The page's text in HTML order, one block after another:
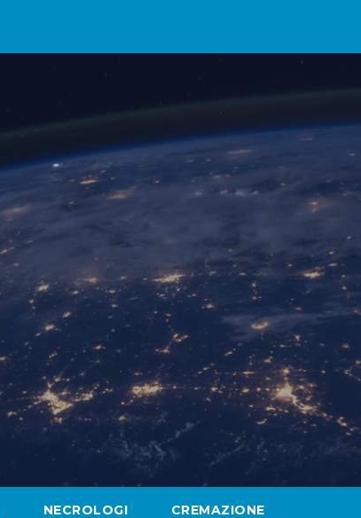
NECROLOGI CREMAZIONE